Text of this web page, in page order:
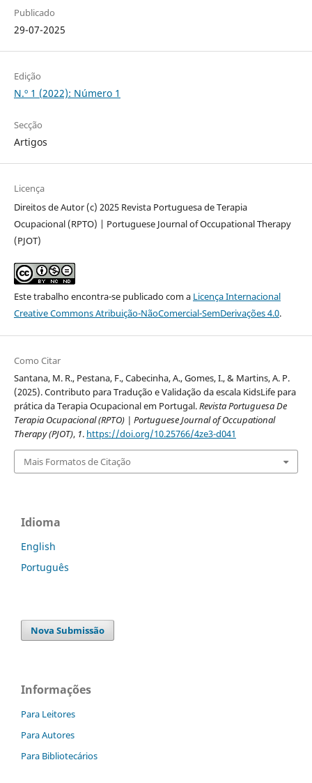
Publicado
29-07-2025
Edição
N.º 1 (2022): Número 1
Secção
Artigos
Licença
Direitos de Autor (c) 2025 Revista Portuguesa de Terapia
Ocupacional (RPTO) | Portuguese Journal of Occupational Therapy
(PJOT)
Este trabalho encontra-se publicado com a Licença Internacional
Creative Commons Atribuição-NãoComercial-SemDerivações 4.0.
Como Citar
Santana, M. R., Pestana, F., Cabecinha, A., Gomes, I., & Martins, A. P.
(2025). Contributo para Tradução e Validação da escala KidsLife para
prática da Terapia Ocupacional em Portugal.Revista Portuguesa De
Terapia Ocupacional (RPTO) | Portuguese Journal of Occupational
Therapy (PJOT), 1. https://doi.org/10.25766/4ze3-d041
Mais Formatos de Citação
Idioma
English
Português
Nova Submissão
Informações
Para Leitores
Para Autores
Para Bibliotecários